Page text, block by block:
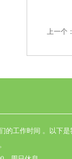
上一个：
的工作时间 。以下是